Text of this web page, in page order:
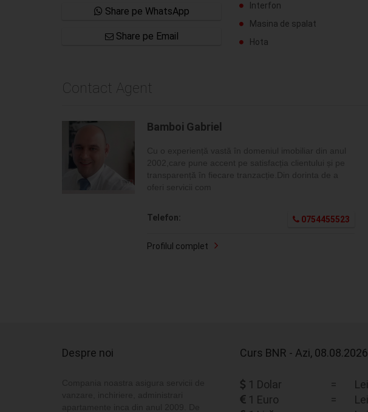
Share pe WhatsApp
Share pe Email
Interfon
Masina de spalat
Hota
Contact Agent
Bamboi Gabriel
Telefon: 0754455523
Profilul complet
Despre noi Curs BNR - Azi, 08.08.2026
1 Dolar Lei
=
1 Euro
Lei
=